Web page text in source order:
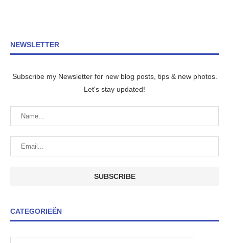
NEWSLETTER
Subscribe my Newsletter for new blog posts, tips & new photos.
Let's stay updated!
CATEGORIEËN